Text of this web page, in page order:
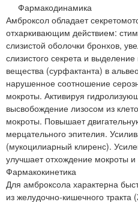
Фармакодинамика
Амброксол обладает
отхаркивающим действием:
слизистой оболочки бронхов,
слизистого секрета и
вещества (сурфактанта) в
нарушенное соотношение
мокроты. Активируя
высвобождение лизосом из
мокроты. Повышает
мерцательного эпителия.
(мукоцилиарный клиренс).
улучшает отхождение мокроты и
Фармакокинетика
Для амброксола характерна
из желудочно-кишечного